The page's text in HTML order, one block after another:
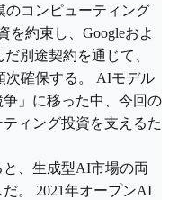
のコンピューティング
を約束し、Googleおよ
別途契約を通じて、
次確保する。 AIモデル
」に移った中、今回の
ィング投資を支えるた
、生成型AI市場の両
。 2021年オープンAI